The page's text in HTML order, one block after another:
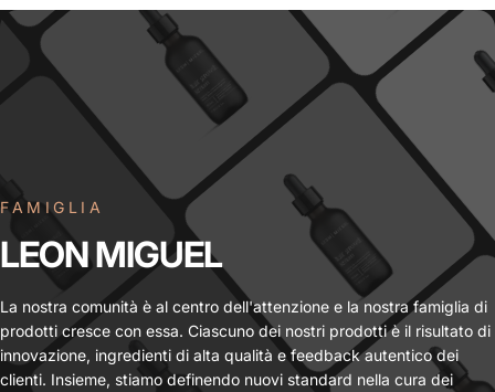
FAMIGLIA
LEONMIGUEL
La nostra comunità è al centro dell'attenzione e la nostra famiglia di
prodotti cresce con essa. Ciascuno dei nostri prodotti è il risultato di
innovazione, ingredienti di alta qualità e feedback autentico dei
clienti. Insieme, stiamo definendo nuovi standard nella cura dei